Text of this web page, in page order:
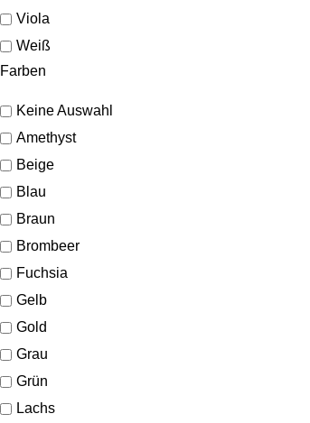
Viola
Weiß
Farben
Keine Auswahl
Amethyst
Beige
Blau
Braun
Brombeer
Fuchsia
Gelb
Gold
Grau
Grün
Lachs